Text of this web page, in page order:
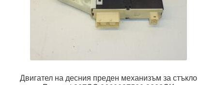
Двигател на десния преден механизъм за стъкло